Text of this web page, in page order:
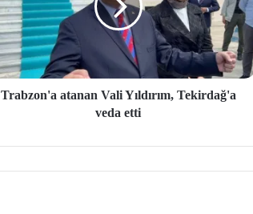
Trabzon'a atanan Vali Yıldırım, Tekirdağ'a
veda etti